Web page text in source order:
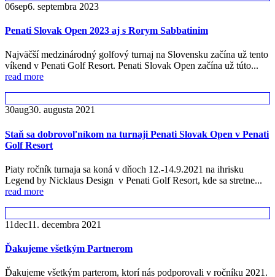
06sep6. septembra 2023
Penati Slovak Open 2023 aj s Rorym Sabbatinim
Najväčší medzinárodný golfový turnaj na Slovensku začína už tento
víkend v Penati Golf Resort. Penati Slovak Open začína už túto...
read more
30aug30. augusta 2021
Staň sa dobrovoľníkom na turnaji Penati Slovak Open v Penati
Golf Resort
Piaty ročník turnaja sa koná v dňoch 12.-14.9.2021 na ihrisku
Legend by Nicklaus Design v Penati Golf Resort, kde sa stretne...
read more
11dec11. decembra 2021
Ďakujeme všetkým Partnerom
Ďakujeme všetkým parterom, ktorí nás podporovali v ročníku 2021.